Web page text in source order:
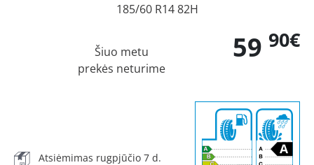
185/60 R14 82H
59 90€
Šiuo metu
prekės neturime
Atsiėmimas rugpjūčio 7 d.